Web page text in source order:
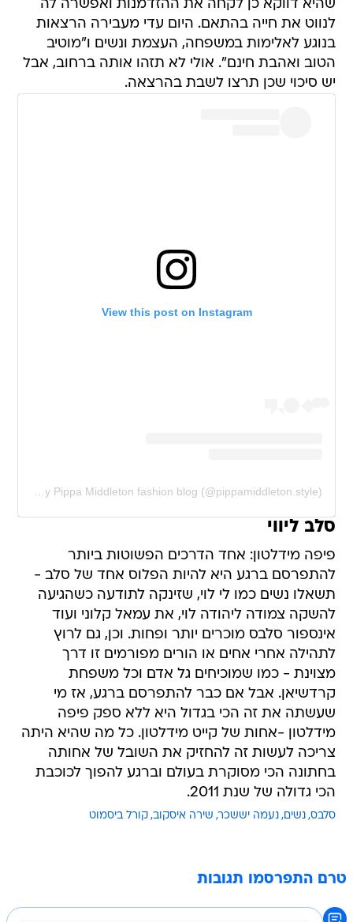
שהיא דווקא כן לקחה את ההזדמנות ואפשרה לה
לנווט את חייה בהתאם. היום עדי מעבירה הרצאות
בנוגע לאלימות במשפחה, העצמת ונשים ו"מוטיב
הטוב ואהבת חינם". אולי לא תזהו אותה ברחוב, אבל
יש סיכוי שכן תרצו לשבת בהרצאה.
View this post on Instagram
סלב ליווי
פיפה מידלטון: אחד הדרכים הפשוטות ביותר
להתפרסם ברגע היא להיות הפלוס אחד של סלב -
תשאלו נשים כמו לי לוי, שזינקה לתודעה כשהגיעה
להשקה צמודה ליהודה לוי, את עמאל קלוני ועוד
אינספור סלבס מוכרים יותר ופחות. וכן, גם לרוץ
לתהילה אחרי אחים או הורים מפורמים זו דרך
מצוינת - כמו שמוכיחים גל אדם וכל משפחת
קרדשיאן. אבל אם כבר להתפרסם ברגע, אז מי
שעשתה את זה הכי בגדול היא ללא ספק פיפה
מידלטון -אחות של קייט מידלטון. כל מה שהיא היתה
צריכה לעשות זה להחזיק את השובל של אחותה
בחתונה הכי מסוקרת בעולם וברגע להפוך לכוכבת
הכי גדולה של שנת 2011.
סלבס נשים נעמה יששכר שירה איסקוב קורל ביסמוט
טרם התפרסמו תגובות